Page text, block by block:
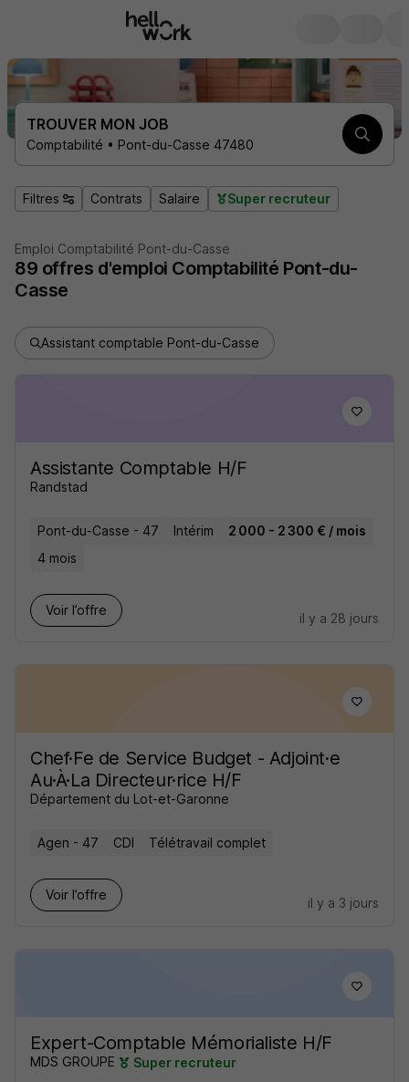
TROUVER MON JOB
Comptabilité • Pont-du-Casse 47480
Filtres Contrats Salaire Super recruteur
Emploi Comptabilité Pont-du-Casse
89 offres d'emploi Comptabilité Pont-du-
Casse
Assistant comptable Pont-du-Casse
Assistante Comptable H/F
Randstad
Pont-du-Casse - 47 Intérim
2 000 - 2 300 € / mois
4 mois
Voir l’offre
il y a 28 jours
Chef·Fe de Service Budget - Adjoint·e
Au·À·La Directeur·rice H/F
Département du Lot-et-Garonne
Agen - 47 CDI Télétravail complet
Voir l’offre
il y a 3 jours
Expert-Comptable Mémorialiste H/F
MDS GROUPE Super recruteur